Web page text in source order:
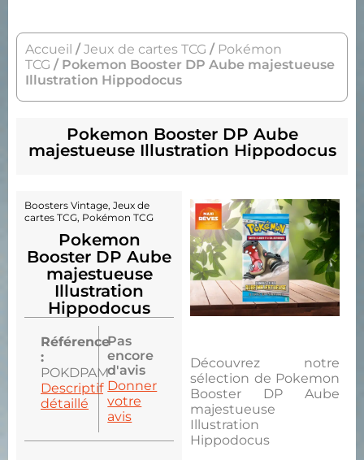
Accueil /Jeux de cartes TCG / Pokémon
TCG / Pokemon Booster DP Aube majestueuse
Illustration Hippodocus
Pokemon Booster DP Aube
majestueuse Illustration Hippodocus
Découvrez notre
sélection de Pokemon
Booster DP Aube
majestueuse
Illustration
Hippodocus
Boosters Vintage, Jeux de
cartes TCG, Pokémon TCG
Pokemon
Booster DP Aube
majestueuse
Illustration
Hippodocus
Référence
:
POKDPAM
Descriptif
détaillé
Pas
encore
d'avis
Donner
votre
avis